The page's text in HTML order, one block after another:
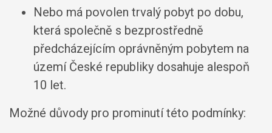
Nebo má povolen trvalý pobyt po dobu,
která společně s bezprostředně
předcházejícím oprávněným pobytem na
území České republiky dosahuje alespoň
10 let.
Možné důvody pro prominutí této podmínky: